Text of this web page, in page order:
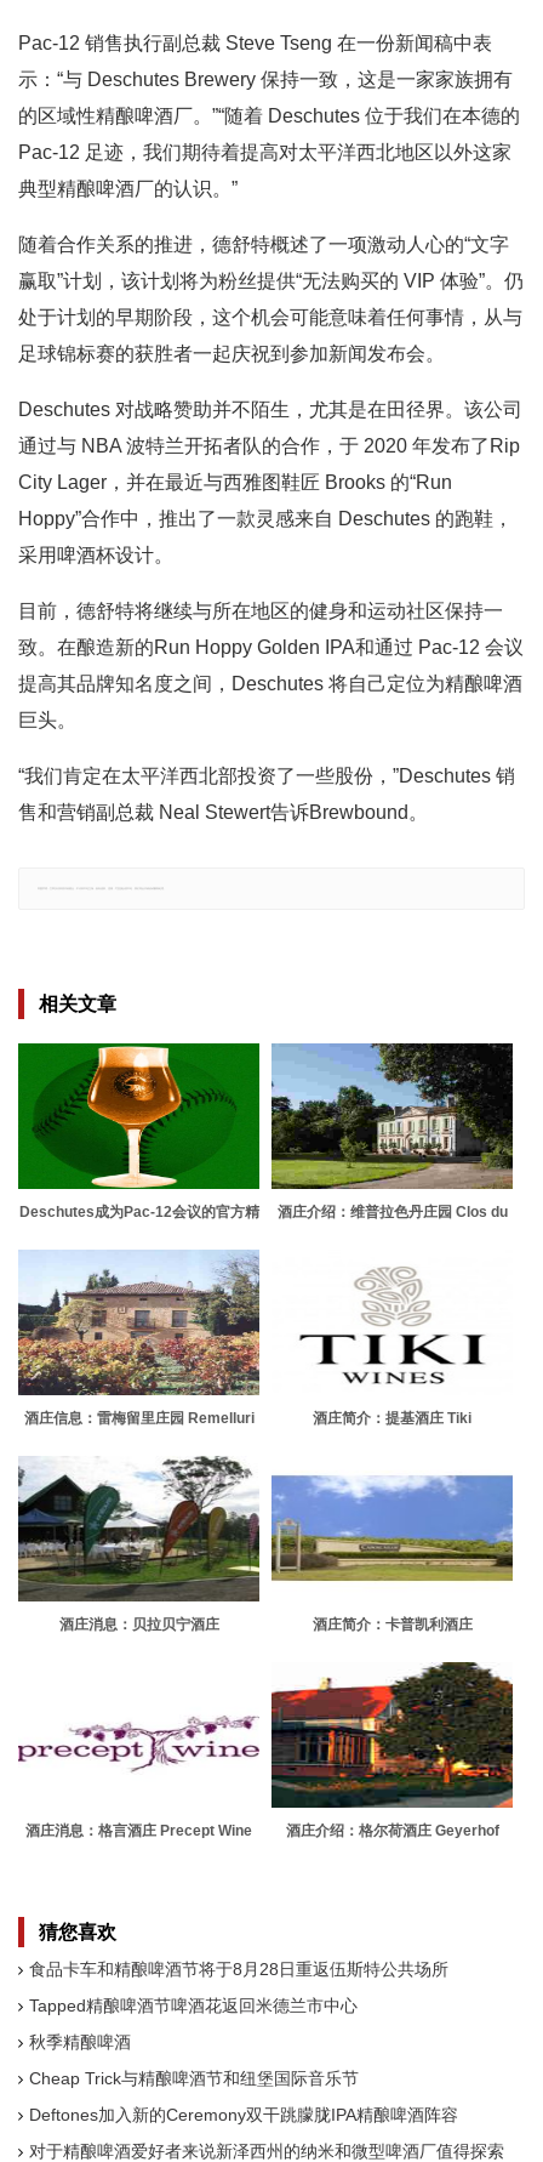
Pac-12 销售执行副总裁 Steve Tseng 在一份新闻稿中表
示：“与 Deschutes Brewery 保持一致，这是一家家族拥有
的区域性精酿啤酒厂。”“随着 Deschutes 位于我们在本德的
Pac-12 足迹，我们期待着提高对太平洋西北地区以外这家
典型精酿啤酒厂的认识。”
随着合作关系的推进，德舒特概述了一项激动人心的“文字
赢取”计划，该计划将为粉丝提供“无法购买的 VIP 体验”。仍
处于计划的早期阶段，这个机会可能意味着任何事情，从与
足球锦标赛的获胜者一起庆祝到参加新闻发布会。
Deschutes 对战略赞助并不陌生，尤其是在田径界。该公司
通过与 NBA 波特兰开拓者队的合作，于 2020 年发布了Rip
City Lager，并在最近与西雅图鞋匠 Brooks 的“Run
Hoppy”合作中，推出了一款灵感来自 Deschutes 的跑鞋，
采用啤酒杯设计。
目前，德舒特将继续与所在地区的健身和运动社区保持一
致。在酿造新的Run Hoppy Golden IPA和通过 Pac-12 会议
提高其品牌知名度之间，Deschutes 将自己定位为精酿啤酒
巨头。
“我们肯定在太平洋西北部投资了一些股份，”Deschutes 销
售和营销副总裁 Neal Stewert告诉Brewbound。
相关文章
Deschutes成为Pac-12会议的官方精
酒庄介绍：维普拉色丹庄园 Clos du
酒庄信息：雷梅留里庄园 Remelluri 酒庄简介：提基酒庄 Tiki
酒庄消息：贝拉贝宁酒庄
酒庄简介：卡普凯利酒庄
酒庄消息：格言酒庄 Precept Wine 酒庄介绍：格尔荷酒庄 Geyerhof
猜您喜欢
食品卡车和精酿啤酒节将于8月28日重返伍斯特公共场所
Tapped精酿啤酒节啤酒花返回米德兰市中心
秋季精酿啤酒
Cheap Trick与精酿啤酒节和纽堡国际音乐节
Deftones加入新的Ceremony双干跳朦胧IPA精酿啤酒阵容
对于精酿啤酒爱好者来说新泽西州的纳米和微型啤酒厂值得探索